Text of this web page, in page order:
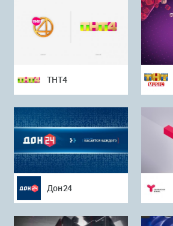
ТНТ4
Дон 24